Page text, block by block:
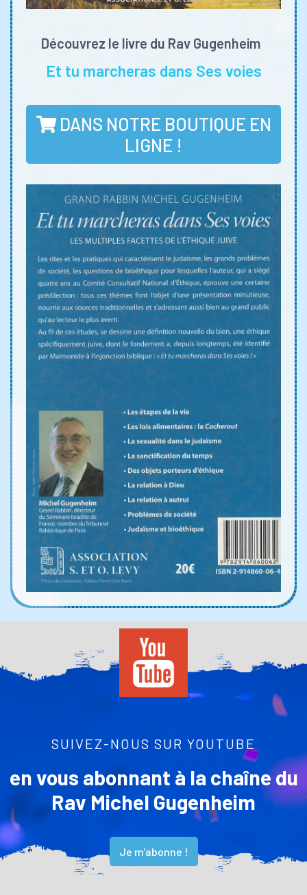
Découvrez le livre du Rav Gugenheim
Et tu marcheras dans Ses voies
DANS NOTRE BOUTIQUE EN
LIGNE !
SUIVEZ-NOUS SUR YOUTUBE
en vous abonnant à la chaîne du
Rav Michel Gugenheim
Je m'abonne !